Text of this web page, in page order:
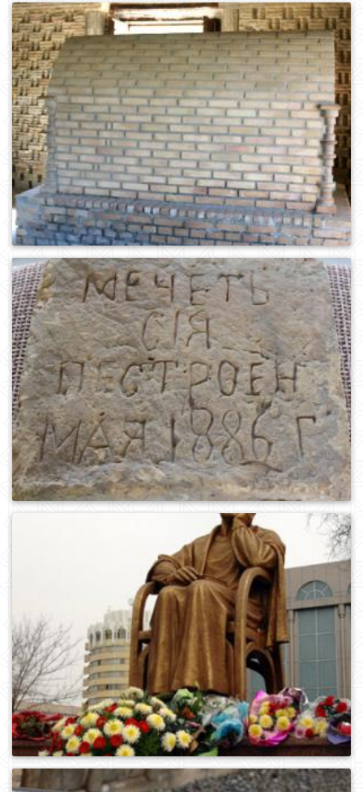
0 993
0 986
0 985